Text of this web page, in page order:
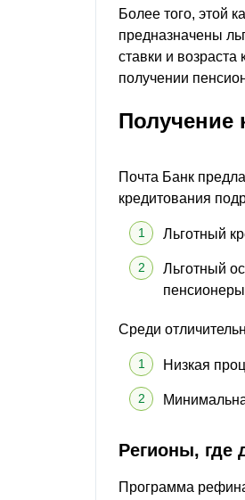
Более того, этой
предназначены
ставки и
получении
Получение
Почта Банк
кредитования
Льготный
Льготный
Среди
Низкая
Регионы, где
Программа